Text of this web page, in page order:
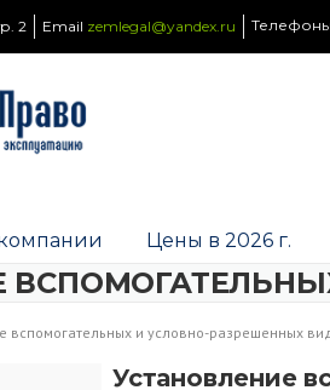
2 Email zemlegal@yandex.ru
Цены в 2026 г.
вспомогательных и условно-разрешенных
Установление